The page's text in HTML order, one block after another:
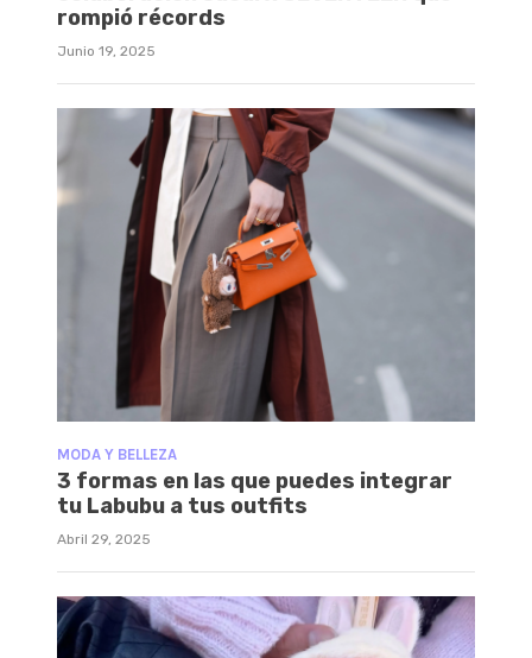
rompió récords
Junio 19, 2025
MODA Y BELLEZA
3 formas en las que puedes integrar
tu Labubu a tus outfits
Abril 29, 2025